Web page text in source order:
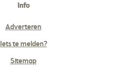
Info
Adverteren
Iets te melden?
Sitemap